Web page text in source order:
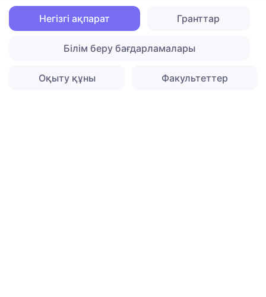
Негізгі ақпарат Гранттар
Білім беру бағдарламалары
Оқыту құны Факультеттер